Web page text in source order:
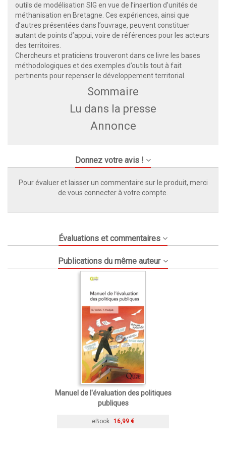
outils de modélisation SIG en vue de l’insertion d’unités de
méthanisation en Bretagne. Ces expériences, ainsi que
d’autres présentées dans l’ouvrage, peuvent constituer
autant de points d’appui, voire de références pour les acteurs
des territoires.
Chercheurs et praticiens trouveront dans ce livre les bases
méthodologiques et des exemples d’outils tout à fait
pertinents pour repenser le développement territorial.
Sommaire
Lu dans la presse
Annonce
Donnez votre avis !
Pour évaluer et laisser un commentaire sur le produit, merci
de vous connecter à votre compte.
Évaluations et commentaires
Publications du même auteur
Manuel de l'évaluation des politiques
publiques
eBook 16,99 €